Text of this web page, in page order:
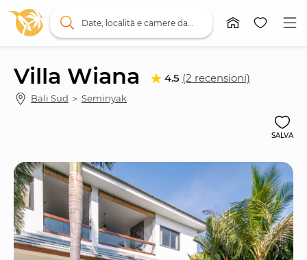
Villa Wiana 4.5 (2 recensioni)
Bali Sud ＞ Seminyak
SALVA